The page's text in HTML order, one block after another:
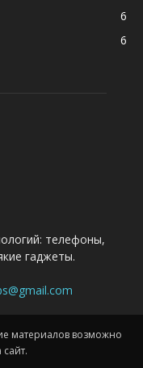
6
6
телефоны,
гаджеты.
материалов возможно